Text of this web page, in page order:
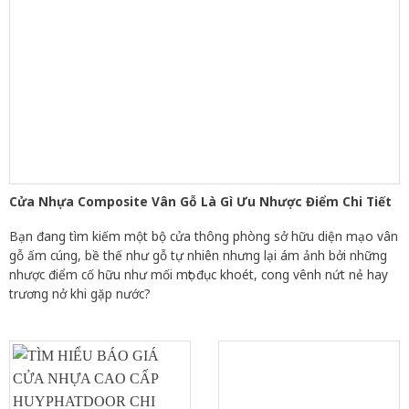
Cửa Nhựa Composite Vân Gỗ Là Gì Ưu Nhược Điểm Chi Tiết
Bạn đang tìm kiếm một bộ cửa thông phòng sở hữu diện mạo vân
gỗ ấm cúng, bề thế như gỗ tự nhiên nhưng lại ám ảnh bởi những
nhược điểm cố hữu như mối mọt đục khoét, cong vênh nứt nẻ hay
trương nở khi gặp nước?